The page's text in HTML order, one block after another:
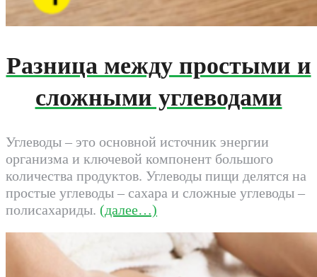
Разница между простыми и
сложными углеводами
Углеводы – это основной источник энергии
организма и ключевой компонент большого
количества продуктов. Углеводы пищи делятся на
простые углеводы – сахара и сложные углеводы –
полисахариды. (далее…)